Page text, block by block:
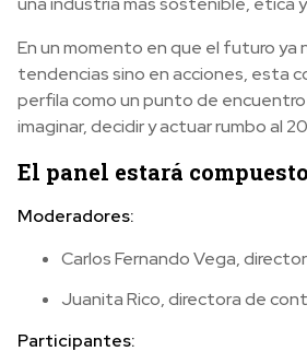
En un momento en que el futuro ya
tendencias sino en acciones, esta
perfila como un punto de
imaginar, decidir y actuar rumbo al
El panel estará
Moderadores:
Carlos Fernando Vega,
Juanita Rico, directora de
Participantes: